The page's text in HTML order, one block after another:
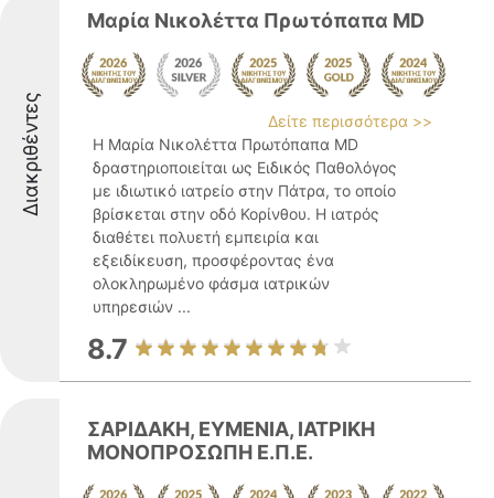
Διακριθέντες
Μαρία Νικολέττα Πρωτόπαπα MD
Δείτε περισσότερα >>
Η Μαρία Νικολέττα Πρωτόπαπα MD
δραστηριοποιείται ως Ειδικός Παθολόγος
με ιδιωτικό ιατρείο στην Πάτρα, το οποίο
βρίσκεται στην οδό Κορίνθου. Η ιατρός
διαθέτει πολυετή εμπειρία και
εξειδίκευση, προσφέροντας ένα
ολοκληρωμένο φάσμα ιατρικών
υπηρεσιών ...
8.7
ΣΑΡΙΔΑΚΗ, ΕΥΜΕΝΙΑ, ΙΑΤΡΙΚΗ
ΜΟΝΟΠΡΟΣΩΠΗ Ε.Π.Ε.